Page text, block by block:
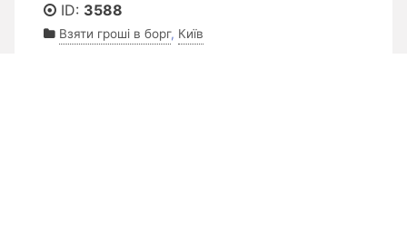
ID: 3588
Взяти гроші в борг, Київ